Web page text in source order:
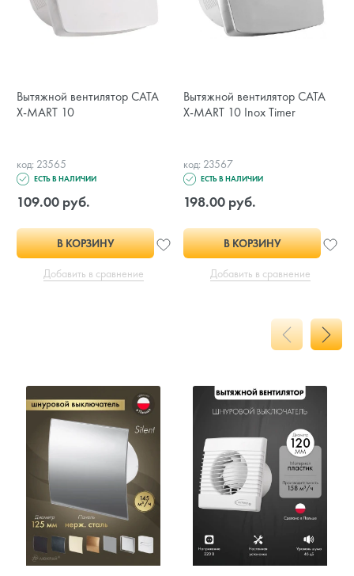
Вытяжной вентилятор CATA
X-MART 10
код: 23565
ЕСТЬ В НАЛИЧИИ
109.00 руб.
В КОРЗИНУ
Добавить в сравнение
Вытяжной вентилятор CATA
X-MART 10 Inox Timer
код: 23567
ЕСТЬ В НАЛИЧИИ
198.00 руб.
В КОРЗИНУ
Добавить в сравнение